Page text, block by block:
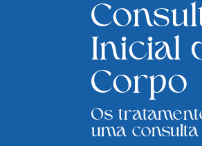
Inicial
Corpo
Os
uma